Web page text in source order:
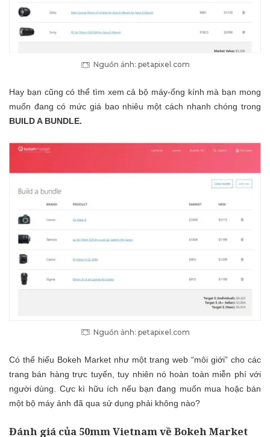
Nguồn ảnh: petapixel.com
Hay bạn cũng có thể tìm xem cả bộ máy-ống kính mà bạn mong
muốn đang có mức giá bao nhiêu một cách nhanh chóng trong
BUILD A BUNDLE.
Nguồn ảnh: petapixel.com
Có thể hiểu Bokeh Market như một trang web “môi giới” cho các
trang bán hàng trực tuyến, tuy nhiên nó hoàn toàn miễn phí với
người dùng. Cực kì hữu ích nếu bạn đang muốn mua hoặc bán
một bộ máy ảnh đã qua sử dụng phải không nào?
Đánh giá của 50mm Vietnam về Bokeh Market